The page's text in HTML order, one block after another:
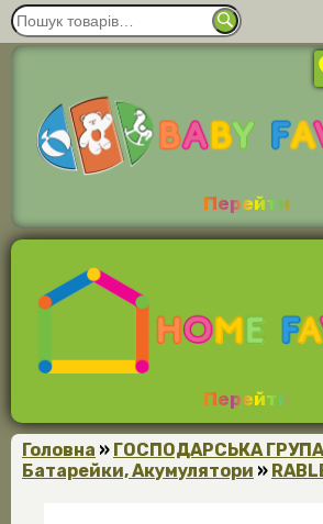
Перейти
Перейти
Головна » ГОСПОДАРСЬКА
Батарейки, Акумулятори »